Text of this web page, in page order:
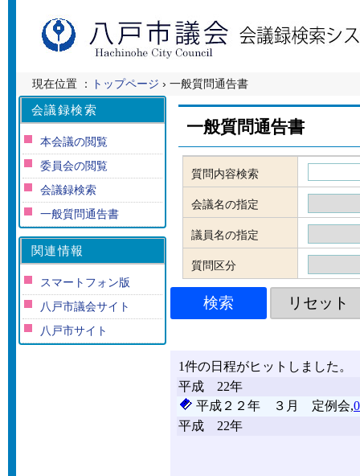
現在位置 ： トップページ › 一般質問通告書
一般質問通告書
質問内容検索
会議名の指定
議員名の指定
質問区分
会議録検索
本会議の閲覧
委員会の閲覧
会議録検索
一般質問通告書
関連情報
スマートフォン版
八戸市議会サイト
八戸市サイト